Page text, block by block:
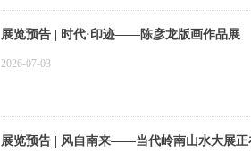
展览预告 | 时代·印迹——陈彦龙版画作品展
2026-07-03
展览预告 | 风自南来——当代岭南山水大展正